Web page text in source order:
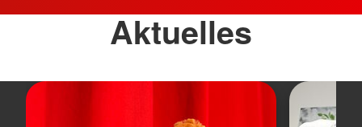
Aktuelles